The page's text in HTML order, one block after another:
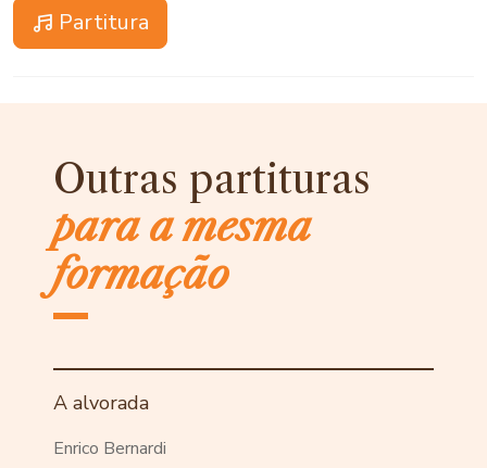
Partitura
Outras partituras
para a mesma
formação
A alvorada
Enrico Bernardi